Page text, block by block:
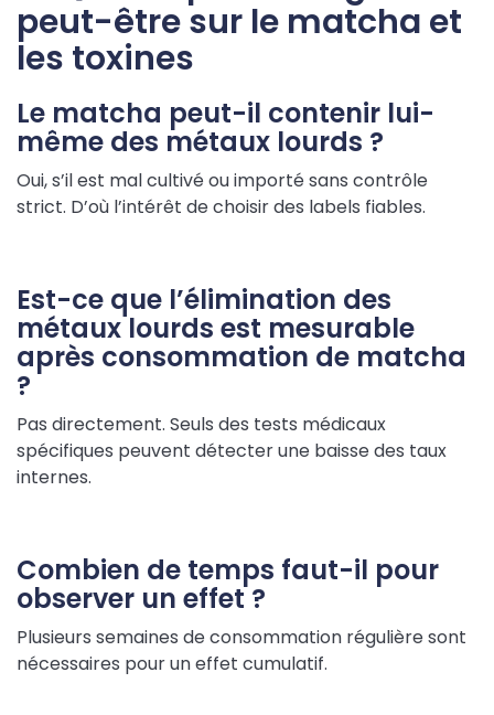
peut-être sur le matcha et
les toxines
Le matcha peut-il contenir lui-
même des métaux lourds ?
Oui, s’il est mal cultivé ou importé sans contrôle
strict. D’où l’intérêt de choisir des labels fiables.
Est-ce que l’élimination des
métaux lourds est mesurable
après consommation de matcha
?
Pas directement. Seuls des tests médicaux
spécifiques peuvent détecter une baisse des taux
internes.
Combien de temps faut-il pour
observer un effet ?
Plusieurs semaines de consommation régulière sont
nécessaires pour un effet cumulatif.